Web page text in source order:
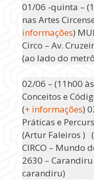
01/06 -quinta –
nas Artes
informações)
Circo – Av.
(ao lado do
02/06 – (11h00
Conceitos e
(+ informações)
Práticas e
(Artur Faleiros ) (
CIRCO – Mundo
2630 –
carandiru)